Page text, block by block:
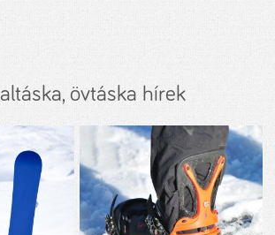
övtáska hírek